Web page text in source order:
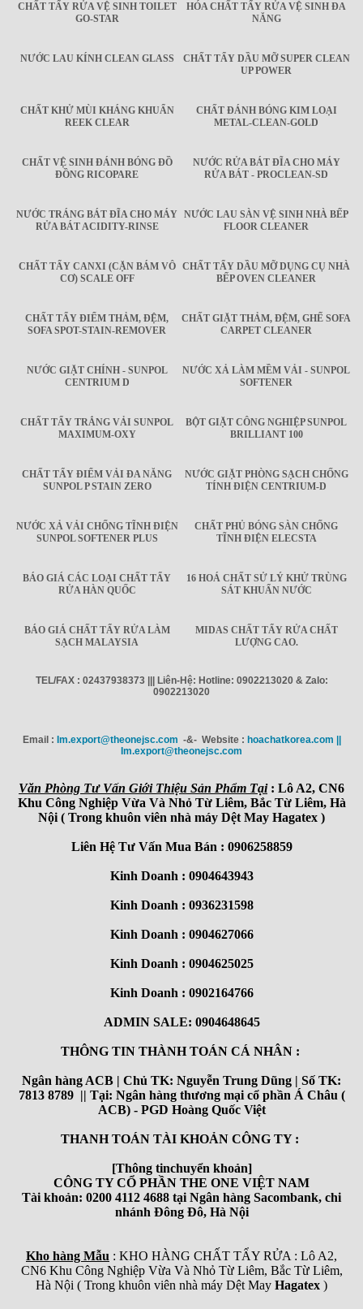
CHẤT TẨY RỬA VỆ SINH TOILET
GO-STAR
HÓA CHẤT TẨY RỬA VỆ SINH ĐA
NĂNG
NƯỚC LAU KÍNH CLEAN GLASS
CHẤT TẨY DẦU MỠ SUPER CLEAN
UP POWER
CHẤT KHỬ MÙI KHÁNG KHUẨN
REEK CLEAR
CHẤT ĐÁNH BÓNG KIM LOẠI
METAL-CLEAN-GOLD
CHẤT VỆ SINH ĐÁNH BÓNG ĐỒ
ĐỒNG RICOPARE
NƯỚC RỬA BÁT ĐĨA CHO MÁY
RỬA BÁT - PROCLEAN-SD
NƯỚC TRÁNG BÁT ĐĨA CHO MÁY
RỬA BÁT ACIDITY-RINSE
NƯỚC LAU SÀN VỆ SINH NHÀ BẾP
FLOOR CLEANER
CHẤT TẨY CANXI (CẶN BÁM VÔ
CƠ) SCALE OFF
CHẤT TẨY DẦU MỠ DỤNG CỤ NHÀ
BẾP OVEN CLEANER
CHẤT TẨY ĐIỂM THẢM, ĐỆM,
SOFA SPOT-STAIN-REMOVER
CHẤT GIẶT THẢM, ĐỆM, GHẾ SOFA
CARPET CLEANER
NƯỚC GIẶT CHÍNH - SUNPOL
CENTRIUM D
NƯỚC XẢ LÀM MỀM VẢI - SUNPOL
SOFTENER
CHẤT TẨY TRẮNG VẢI SUNPOL
MAXIMUM-OXY
BỘT GIẶT CÔNG NGHIỆP SUNPOL
BRILLIANT 100
CHẤT TẨY ĐIỂM VẢI ĐA NĂNG
SUNPOL P STAIN ZERO
NƯỚC GIẶT PHÒNG SẠCH CHỐNG
TÍNH ĐIỆN CENTRIUM-D
NƯỚC XẢ VẢI CHỐNG TĨNH ĐIỆN
SUNPOL SOFTENER PLUS
CHẤT PHỦ BÓNG SÀN CHỐNG
TĨNH ĐIỆN ELECSTA
BÁO GIÁ CÁC LOẠI CHẤT TẨY
RỬA HÀN QUỐC
16 HOÁ CHẤT SỬ LÝ KHỬ TRÙNG
SÁT KHUẨN NƯỚC
BÁO GIÁ CHẤT TẨY RỬA LÀM
SẠCH MALAYSIA
MIDAS CHẤT TẨY RỬA CHẤT
LƯỢNG CAO.
TEL/FAX : 02437938373 ||| Liên-Hệ: Hotline: 0902213020 & Zalo:
0902213020
Email : Im.export@theonejsc.com -&- Website : hoachatkorea.com ||
Im.export@theonejsc.com
Văn Phòng Tư Vấn Giới Thiệu Sản Phẩm Tại: Lô A2, CN6
Khu Công Nghiệp Vừa Và Nhỏ Từ Liêm, Bắc Từ Liêm, Hà
Nội ( Trong khuôn viên nhà máy Dệt May Hagatex )
Liên Hệ Tư Vấn Mua Bán : 0906258859
Kinh Doanh : 0904643943
Kinh Doanh : 0936231598
Kinh Doanh : 0904627066
Kinh Doanh : 0904625025
Kinh Doanh : 0902164766
ADMIN SALE: 0904648645
THÔNG TIN THÀNH TOÁN CÁ NHÂN :
Ngân hàng ACB | Chủ TK: Nguyễn Trung Dũng | Số TK:
7813 8789 || Tại: Ngân hàng thương mại cổ phần Á Châu (
ACB) - PGD Hoàng Quốc Việt
THANH TOÁN TÀI KHOẢN CÔNG TY :
[Thông tinchuyển khoản]
CÔNG TY CỔ PHẦN THE ONE VIỆT NAM
Tài khoản: 0200 4112 4688 tại Ngân hàng Sacombank, chi
nhánh Đông Đô, Hà Nội
Kho hàng Mẫu : KHO HÀNG CHẤT TẨY RỬA : Lô A2,
CN6 Khu Công Nghiệp Vừa Và Nhỏ Từ Liêm, Bắc Từ Liêm,
Hà Nội ( Trong khuôn viên nhà máy Dệt May Hagatex )